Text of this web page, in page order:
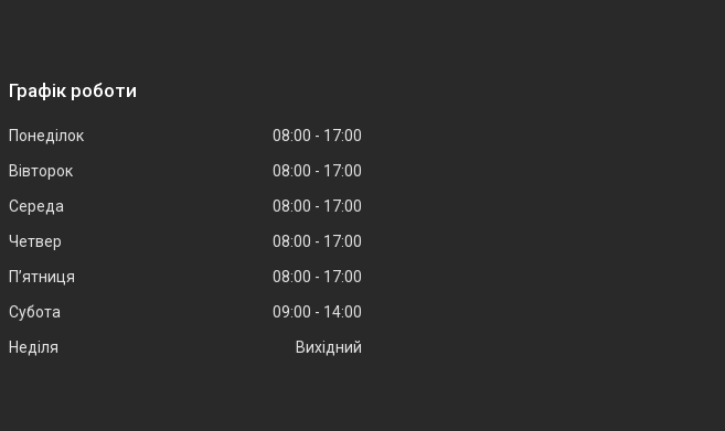
Графік роботи
Понеділок 08:00
17:00
Вівторок
08:00
17:00
Середа
08:00
17:00
Четвер
08:00
17:00
Пʼятниця
08:00
17:00
Субота
09:00
14:00
Неділя
Вихідний